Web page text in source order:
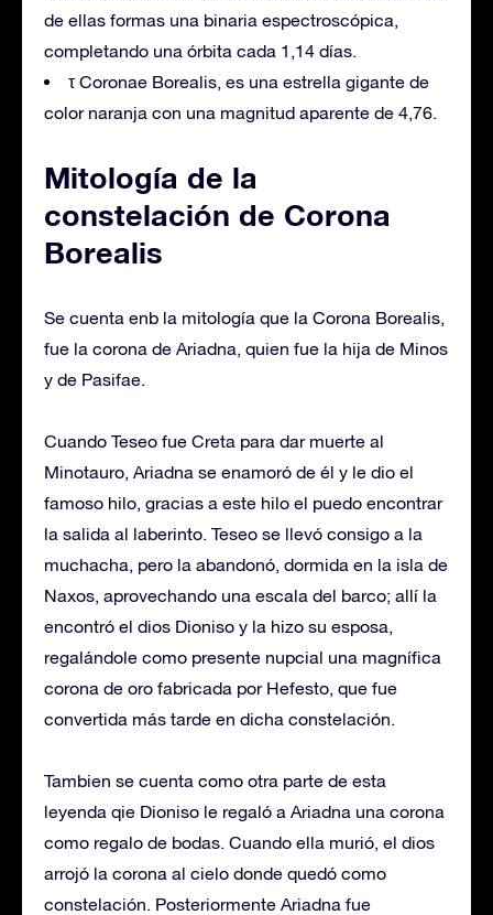
de ellas formas una binaria espectroscópica,
completando una órbita cada 1,14 días.
τ Coronae Borealis, es una estrella gigante de
color naranja con una magnitud aparente de 4,76.
Mitología de la
constelación de Corona
Borealis
Se cuenta enb la mitología que la Corona Borealis,
fue la corona de Ariadna, quien fue la hija de Minos
y de Pasifae.
Cuando Teseo fue Creta para dar muerte al
Minotauro, Ariadna se enamoró de él y le dio el
famoso hilo, gracias a este hilo el puedo encontrar
la salida al laberinto. Teseo se llevó consigo a la
muchacha, pero la abandonó, dormida en la isla de
Naxos, aprovechando una escala del barco; allí la
encontró el dios Dioniso y la hizo su esposa,
regalándole como presente nupcial una magnífica
corona de oro fabricada por Hefesto, que fue
convertida más tarde en dicha constelación.
Tambien se cuenta como otra parte de esta
leyenda qie Dioniso le regaló a Ariadna una corona
como regalo de bodas. Cuando ella murió, el dios
arrojó la corona al cielo donde quedó como
constelación. Posteriormente Ariadna fue